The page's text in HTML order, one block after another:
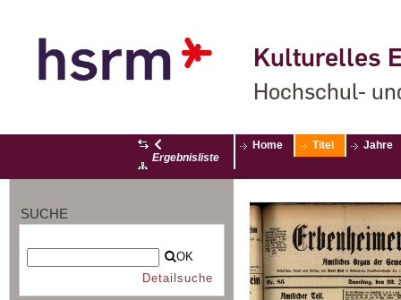
Kulturelles
Hochschul-
Ergebnisliste
Home Titel Jahre
SUCHE
OK
Detailsuche